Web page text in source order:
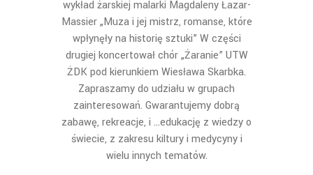
wykład żarskiej malarki Magdaleny Łazar-
Massier „Muza i jej mistrz, romanse, które
wpłynęły na historię sztuki” W części
drugiej koncertował chór „Żaranie” UTW
ŻDK pod kierunkiem Wiesława Skarbka.
Zapraszamy do udziału w grupach
zainteresowań. Gwarantujemy dobrą
zabawę, rekreacje, i …edukację z wiedzy o
świecie, z zakresu kiltury i medycyny i
wielu innych tematów.